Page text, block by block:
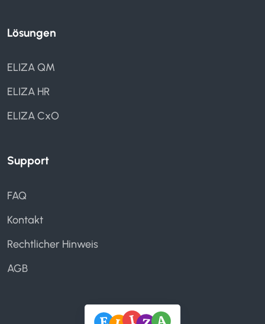
Lösungen
ELIZA QM
ELIZA HR
ELIZA CxO
Support
FAQ
Kontakt
Rechtlicher Hinweis
AGB